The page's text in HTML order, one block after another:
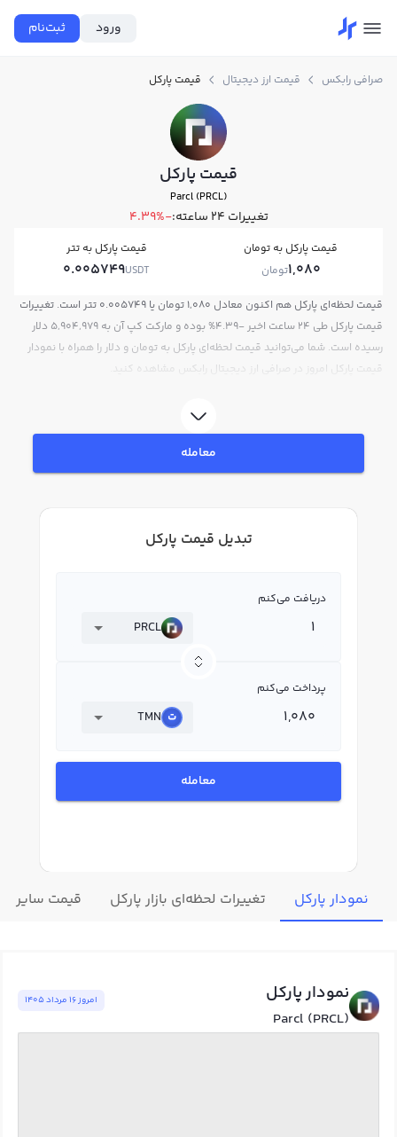
ورود ثبت‌نام
صرافی رابکس قیمت ارز دیجیتال قیمت پارکل
قیمت پارکل
Parcl (PRCL)
تغییرات ۲۴ ساعته: -4.39%
قیمت پارکل به تومان
1,080تومان
قیمت پارکل به تتر
0.005749USDT
قیمت لحظه‌ای پارکل هم اکنون معادل 1,080 تومان یا 0.005749 تتر است. تغییرات
قیمت پارکل طی 24 ساعت اخیر -4.39% بوده و مارکت کپ آن به 5,904,979 دلار
رسیده است. شما می‌توانید قیمت لحظه‌ای پارکل به تومان و دلار را همراه با نمودار
قیمت پارکل امروز در صرافی ارز دیجیتال رابکس مشاهده کنید.
معامله
تبدیل قیمت پارکل
دریافت می‌کنم
PRCL
پرداخت می‌کنم
TMN
معامله
نمودار پارکل تغییرات لحظه‌ای بازار پارکل قیمت سایر
نمودار پارکل
Parcl (PRCL)
امروز ١٦ مرداد ١٤٠٥